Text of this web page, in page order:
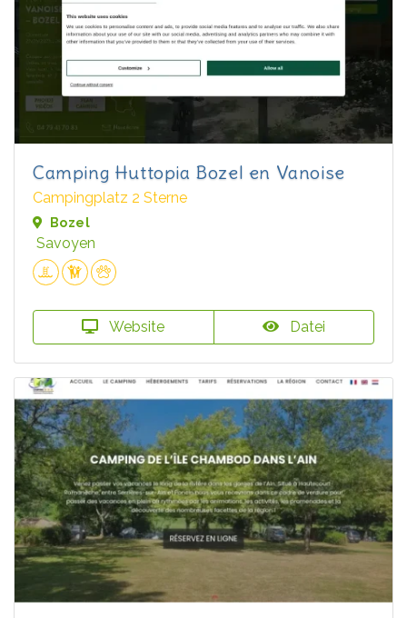
Camping Huttopia Bozel en Vanoise
Campingplatz 2 Sterne
Bozel
Savoyen
Website Datei